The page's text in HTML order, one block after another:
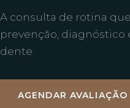
A consulta de rotina
prevenção, diagnóstico
dente.
AGENDAR AVALIAÇÃO